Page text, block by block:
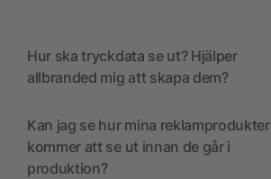
Hur ska tryckdata se ut? Hjälper
allbranded mig att skapa dem?
Kan jag se hur mina reklamprodukter
kommer att se ut innan de går i
produktion?